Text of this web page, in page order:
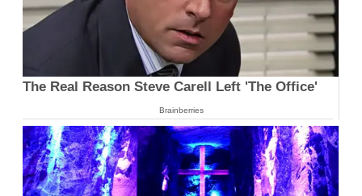
The Real Reason Steve Carell Left 'The Office'
Brainberries